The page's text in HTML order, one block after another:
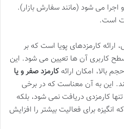
می شود (مانند سفارش بازار).
است.
ارائه کارمزدهای پویا است که بر
کاربری آن ها تعیین می شود. این
بالا، امکان ارائه کارمزد صفر و یا
این به آن معناست که در برخی
کارمزدی دریافت نمی شود، بلکه
انگیزه برای فعالیت بیشتر را افزایش